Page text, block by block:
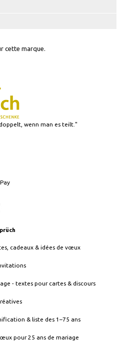
cette marque.
wenn man es teilt."
cadeaux & idées de vœux
- textes pour cartes & discours
& liste des 1–75 ans
pour 25 ans de mariage